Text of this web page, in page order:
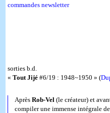
commandes newsletter
sorties b.d.
« Tout Jijé#6/19 : 1948~1950 » (
Après Rob-Vel (le créateur) et
compiler une immense intégrale